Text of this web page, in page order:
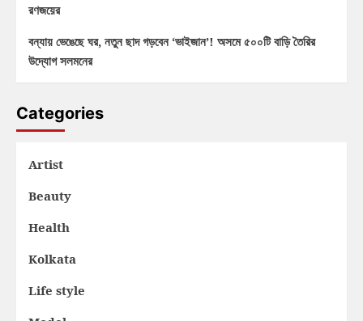
রণজয়ের
বন্যায় ভেঙেছে ঘর, নতুন ছাদ গড়বেন ‘ভাইজান’! অসমে ৫০০টি বাড়ি তৈরির
উদ্যোগ সলমনের
Categories
Artist
Beauty
Health
Kolkata
Life style